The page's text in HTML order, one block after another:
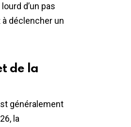
d’un pas
déclencher un
de la
généralement
la